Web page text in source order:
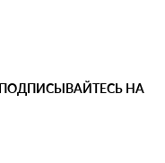
НА